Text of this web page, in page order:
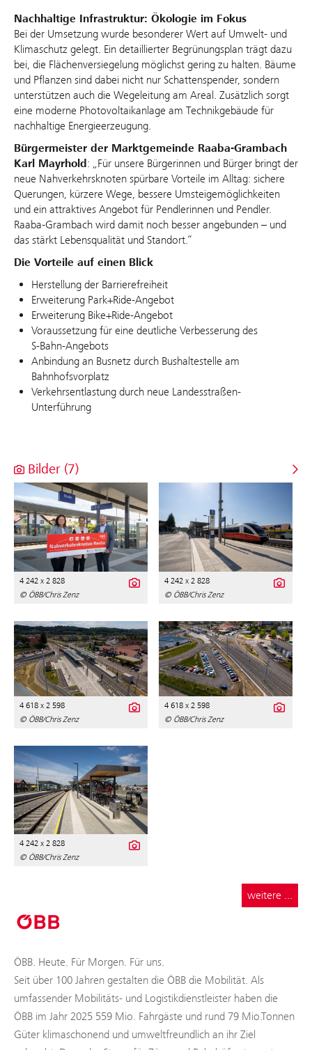
Nachhaltige Infrastruktur: Ökologie im Fokus
Bei der Umsetzung wurde besonderer Wert auf Umwelt- und
Klimaschutz gelegt. Ein detaillierter Begrünungsplan trägt dazu
bei, die Flächenversiegelung möglichst gering zu halten. Bäume
und Pflanzen sind dabei nicht nur Schattenspender, sondern
unterstützen auch die Wegeleitung am Areal. Zusätzlich sorgt
eine moderne Photovoltaikanlage am Technikgebäude für
nachhaltige Energieerzeugung.
Bürgermeister der Marktgemeinde Raaba‑Grambach
Karl Mayrhold: „Für unsere Bürgerinnen und Bürger bringt der
neue Nahverkehrsknoten spürbare Vorteile im Alltag: sichere
Querungen, kürzere Wege, bessere Umsteigemöglichkeiten
und ein attraktives Angebot für Pendlerinnen und Pendler.
Raaba‑Grambach wird damit noch besser angebunden – und
das stärkt Lebensqualität und Standort.“
Die Vorteile auf einen Blick
Herstellung der Barrierefreiheit
Erweiterung Park+Ride-Angebot
Erweiterung Bike+Ride-Angebot
Voraussetzung für eine deutliche Verbesserung des
S‑Bahn‑Angebots
Anbindung an Busnetz durch Bushaltestelle am
Bahnhofsvorplatz
Verkehrsentlastung durch neue Landesstraßen-
Unterführung
Bilder (7)
4 242 x 2 828
© ÖBB/Chris Zenz
4 242 x 2 828
© ÖBB/Chris Zenz
4 618 x 2 598
© ÖBB/Chris Zenz
4 618 x 2 598
© ÖBB/Chris Zenz
4 242 x 2 828
© ÖBB/Chris Zenz
weitere ...
ÖBB. Heute. Für Morgen. Für uns.
Seit über 100 Jahren gestalten die ÖBB die Mobilität. Als
umfassender Mobilitäts- und Logistikdienstleister haben die
ÖBB im Jahr 2025 559 Mio. Fahrgäste und rund 79 Mio.Tonnen
Güter klimaschonend und umweltfreundlich an ihr Ziel